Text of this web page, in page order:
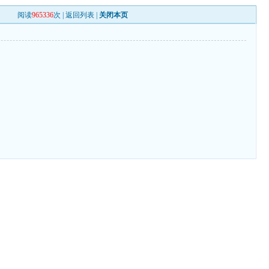
阅读965336次 |返回列表 关闭本页